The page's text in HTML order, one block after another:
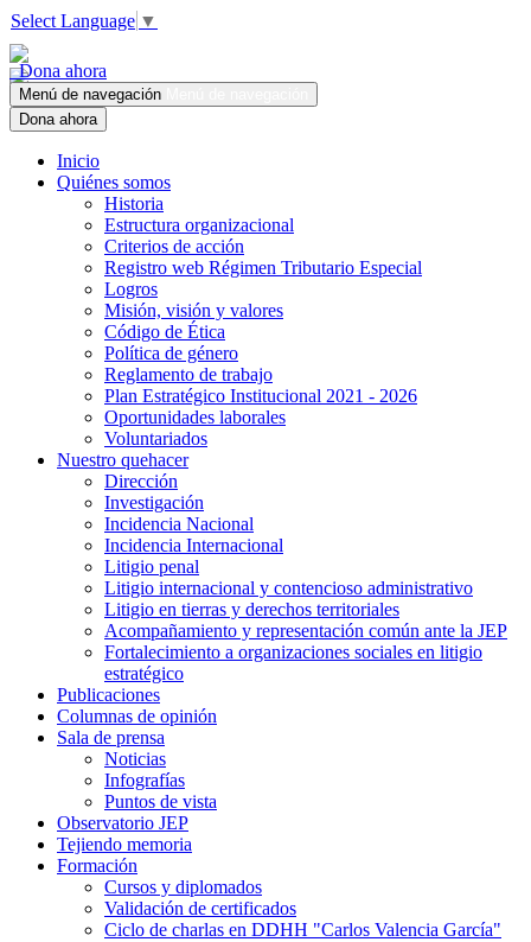
Select Language ▼
Dona ahora
Menú de navegación
Dona ahora
Inicio
Quiénes somos
Historia
Estructura organizacional
Criterios de acción
Registro web Régimen Tributario Especial
Logros
Misión, visión y valores
Código de Ética
Política de género
Reglamento de trabajo
Plan Estratégico Institucional 2021 - 2026
Oportunidades laborales
Voluntariados
Nuestro quehacer
Dirección
Investigación
Incidencia Nacional
Incidencia Internacional
Litigio penal
Litigio internacional y contencioso administrativo
Litigio en tierras y derechos territoriales
Acompañamiento y representación común ante la JEP
Fortalecimiento a organizaciones sociales en litigio
estratégico
Publicaciones
Columnas de opinión
Sala de prensa
Noticias
Infografías
Puntos de vista
Observatorio JEP
Tejiendo memoria
Formación
Cursos y diplomados
Validación de certificados
Ciclo de charlas en DDHH "Carlos Valencia García"